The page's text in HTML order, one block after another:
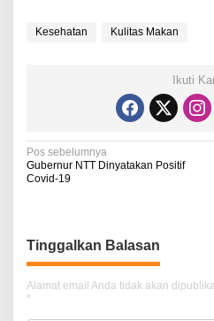
Kesehatan Kulitas Makan
Ikuti
N
a
g
a
s
Pos sebelumnya
Gubernur NTT Dinyatakan Positif
Covid-19
Tinggalkan Balasan
Alamat email Anda tidak akan
*